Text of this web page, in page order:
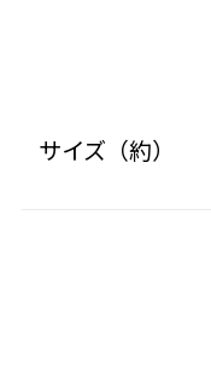
サイズ（約）